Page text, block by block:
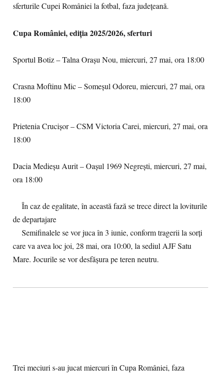
sferturile Cupei României la fotbal, faza județeană.
Cupa României, ediţia 2025/2026, sferturi
Sportul Botiz – Talna Oraşu Nou, miercuri, 27 mai, ora 18:00
Crasna Moftinu Mic – Someşul Odoreu, miercuri, 27 mai, ora
18:00
Prietenia Crucişor – CSM Victoria Carei, miercuri, 27 mai, ora
18:00
Dacia Medieşu Aurit – Oaşul 1969 Negreşti, miercuri, 27 mai,
ora 18:00
În caz de egalitate, în această fază se trece direct la loviturile
de departajare
Semifinalele se vor juca în 3 iunie, conform tragerii la sorţi
care va avea loc joi, 28 mai, ora 10:00, la sediul AJF Satu
Mare. Jocurile se vor desfăşura pe teren neutru.
Trei meciuri s-au jucat miercuri în Cupa României, faza